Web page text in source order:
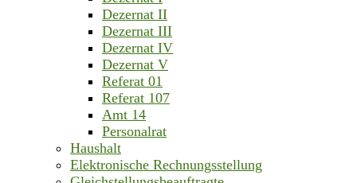
Dezernat II
Dezernat III
Dezernat IV
Dezernat V
Referat 01
Referat 107
Amt 14
Personalrat
Haushalt
Elektronische Rechnungsstellung